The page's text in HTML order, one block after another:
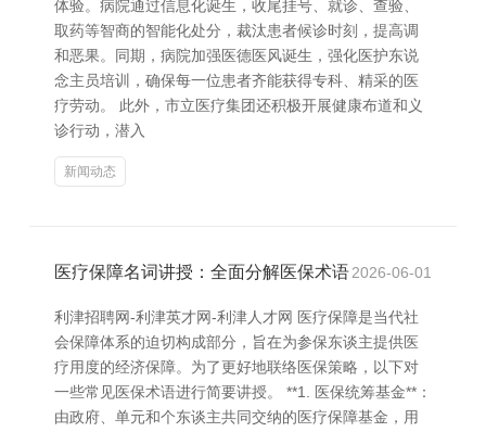
体验。病院通过信息化诞生，收尾挂号、就诊、查验、
取药等智商的智能化处分，裁汰患者候诊时刻，提高调
和恶果。同期，病院加强医德医风诞生，强化医护东说
念主员培训，确保每一位患者齐能获得专科、精采的医
疗劳动。 此外，市立医疗集团还积极开展健康布道和义
诊行动，潜入
新闻动态
医疗保障名词讲授：全面分解医保术语2026-06-01
利津招聘网-利津英才网-利津人才网 医疗保障是当代社
会保障体系的迫切构成部分，旨在为参保东谈主提供医
疗用度的经济保障。为了更好地联络医保策略，以下对
一些常见医保术语进行简要讲授。 **1. 医保统筹基金**：
由政府、单元和个东谈主共同交纳的医疗保障基金，用